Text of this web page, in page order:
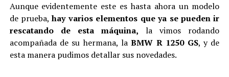
Aunque evidentemente este es hasta ahora un modelo
de prueba,hay varios elementos que ya se pueden ir
rescatando de esta máquina, la vimos rodando
acompañada de su hermana, laBMW R 1250 GS, y de
esta manera pudimos detallar sus novedades.